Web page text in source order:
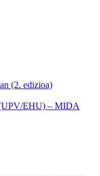
(2. edizioa)
(UPV/EHU) – MIDA